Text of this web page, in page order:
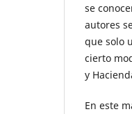
se
autores
que solo
cierto
y
En este